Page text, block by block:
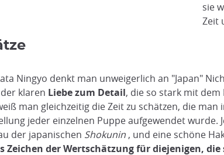
sie
Zeit
Ningyo denkt man unweigerlich an "Japan"
klaren Liebe zum Detail, die so stark mit
man gleichzeitig die Zeit zu schätzen, die
jeder einzelnen Puppe aufgewendet
der japanischen Shokunin , und eine schöne
Zeichen der Wertschätzung für diejenigen,